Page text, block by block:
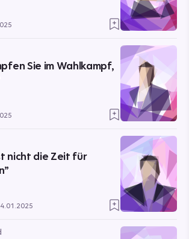
Sie im Wahlkampf,
nicht die Zeit für